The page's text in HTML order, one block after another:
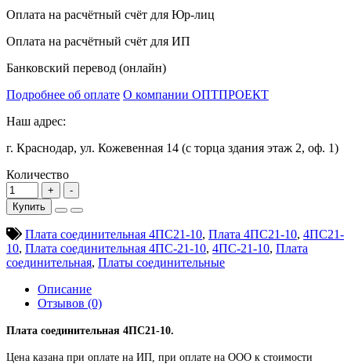
Оплата на расчётный счёт для Юр-лиц
Оплата на расчётный счёт для ИП
Банковский перевод (онлайн)
Подробнее об оплате О компании ОПТПРОЕКТ
Наш адрес:
г. Краснодар, ул. Кожевенная 14 (с торца здания этаж 2, оф. 1)
Количество
Купить
Плата соединительная 4ПС21-10, Плата 4ПС21-10, 4ПС21-
10, Плата соединительная 4ПС-21-10, 4ПС-21-10, Плата
соединительная, Платы соединительные
Описание
Отзывов (0)
Плата соединительная 4ПС21-10.
Цена казана при оплате на ИП, при оплате на ООО к стоимости